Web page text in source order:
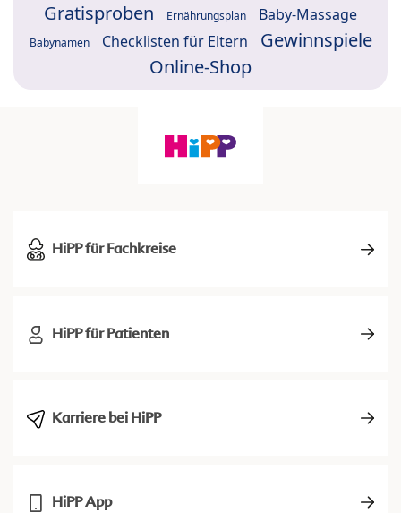
Gratisproben Ernährungsplan Baby-Massage
Babynamen Checklisten für Eltern
Gewinnspiele
Online-Shop
HiPP für Fachkreise
HiPP für Patienten
Karriere bei HiPP
HiPP App